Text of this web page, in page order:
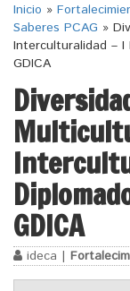
Inicio »
Saberes PCAG »
Interculturalidad – I
GDICA
GDICA
ideca |